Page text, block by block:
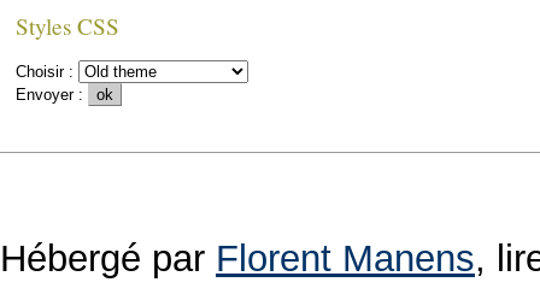
Styles CSS
Choisir :
Envoyer :
Hébergé par Florent Manens,